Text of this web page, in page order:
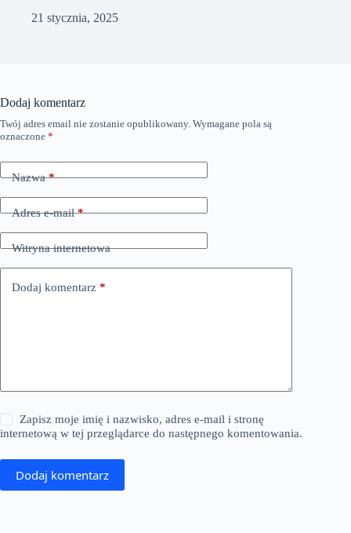
21 stycznia, 2025
Dodaj komentarz
Twój adres email nie zostanie opublikowany. Wymagane pola są
oznaczone *
Nazwa*
Adres e-mail*
Witryna internetowa
Dodaj komentarz *
Zapisz moje imię i nazwisko, adres e-mail i stronę
internetową w tej przeglądarce do następnego komentowania.
Dodaj komentarz